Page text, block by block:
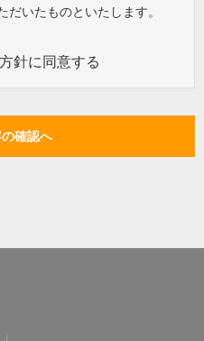
いたものといたします。
針に同意する